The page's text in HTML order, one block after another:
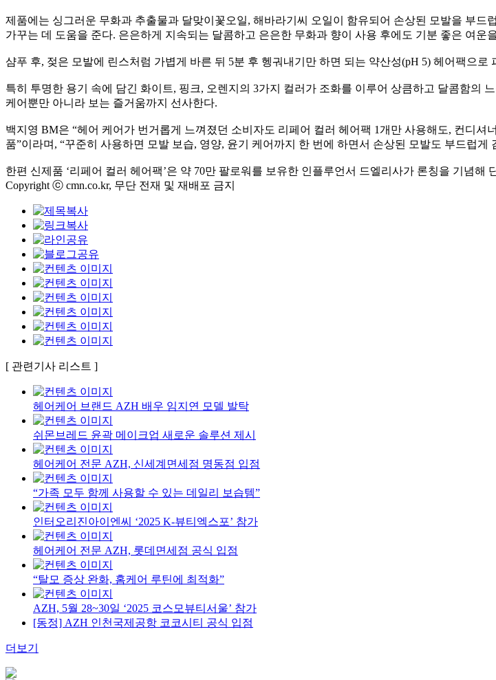
제품에는 싱그러운 무화과 추출물과 달맞이꽃오일, 해바라기씨 오일이 함유되어 손상된 모발을 부
가꾸는 데 도움을 준다. 은은하게 지속되는 달콤하고 은은한 무화과 향이 사용 후에도 기분 좋은 여운
샴푸 후, 젖은 모발에 린스처럼 가볍게 바른 뒤 5분 후 헹궈내기만 하면 되는 약산성(pH 5) 헤어팩으
특히 투명한 용기 속에 담긴 화이트, 핑크, 오렌지의 3가지 컬러가 조화를 이루어 상큼하고 달콤함의
케어뿐만 아니라 보는 즐거움까지 선사한다.
백지영 BM은 “헤어 케어가 번거롭게 느껴졌던 소비자도 리페어 컬러 헤어팩 1개만 사용해도, 컨디
품”이라며, “꾸준히 사용하면 모발 보습, 영양, 윤기 케어까지 한 번에 하면서 손상된 모발도 부드럽게
한편 신제품 ‘리페어 컬러 헤어팩’은 약 70만 팔로워를 보유한 인플루언서 드엘리사가 론칭을 기념
Copyright ⓒ cmn.co.kr, 무단 전재 및 재배포 금지
[ 관련기사 리스트 ]
헤어케어 브랜드 AZH 배우 임지연 모델 발탁
쉬몬브레드 윤곽 메이크업 새로운 솔루션 제시
헤어케어 전문 AZH, 신세계면세점 명동점 입점
“가족 모두 함께 사용할 수 있는 데일리 보습템”
인터오리진아이엔씨 ‘2025 K-뷰티엑스포’ 참가
헤어케어 전문 AZH, 롯데면세점 공식 입점
“탈모 증상 완화, 홈케어 루틴에 최적화”
AZH, 5월 28~30일 ‘2025 코스모뷰티서울’ 참가
[동정] AZH 인천국제공항 코코시티 공식 입점
더보기